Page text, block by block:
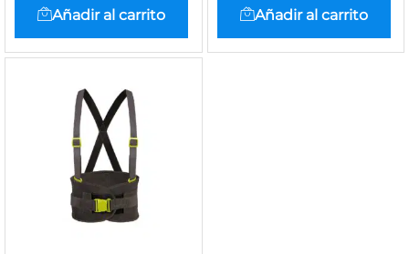
Añadir al carrito Añadir al carrito